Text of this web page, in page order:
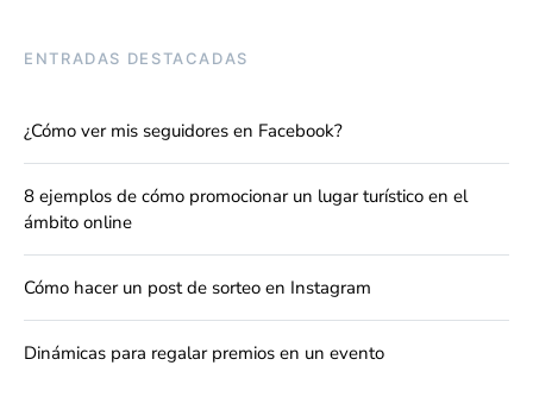
ENTRADAS DESTACADAS
¿Cómo ver mis seguidores en Facebook?
8 ejemplos de cómo promocionar un lugar turístico en el
ámbito online
Cómo hacer un post de sorteo en Instagram
Dinámicas para regalar premios en un evento